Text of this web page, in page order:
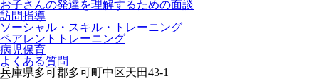
お子さんの発達を理解するための面談
訪問指導
ソーシャル・スキル・トレーニング
ペアレントトレーニング
病児保育
よくある質問
兵庫県多可郡多可町中区天田43-1